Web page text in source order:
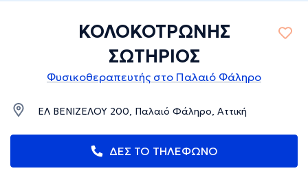
ΚΟΛΟΚΟΤΡΩΝΗΣ
ΣΩΤΗΡΙΟΣ
Φυσικοθεραπευτής στο Παλαιό Φάληρο
ΕΛ ΒΕΝΙΖΕΛΟΥ 200, Παλαιό Φάληρο, Αττική
ΔΕΣ ΤΟ ΤΗΛΕΦΩΝΟ